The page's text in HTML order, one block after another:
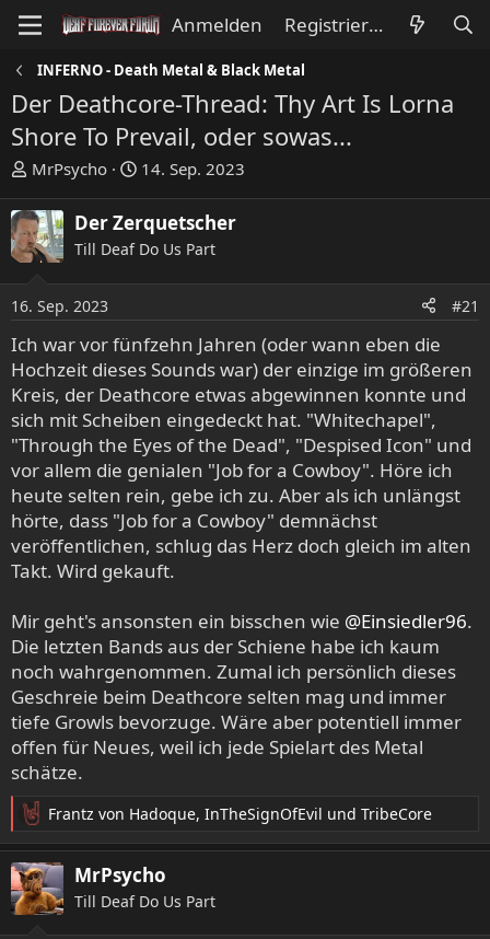
Anmelden Registrieren
INFERNO - Death Metal & Black Metal
Der Deathcore-Thread: Thy Art Is Lorna
Shore To Prevail, oder sowas...
E
s
t
e
l
r
MrPsycho
E
s
e
l
a
m
14. Sep. 2023
Der Zerquetscher
Till Deaf Do Us Part
16. Sep. 2023 #21
Ich war vor fünfzehn Jahren (oder wann eben die
Hochzeit dieses Sounds war) der einzige im größeren
Kreis, der Deathcore etwas abgewinnen konnte und
sich mit Scheiben eingedeckt hat. "Whitechapel",
"Through the Eyes of the Dead", "Despised Icon" und
vor allem die genialen "Job for a Cowboy". Höre ich
heute selten rein, gebe ich zu. Aber als ich unlängst
hörte, dass "Job for a Cowboy" demnächst
veröffentlichen, schlug das Herz doch gleich im alten
Takt. Wird gekauft.
Mir geht's ansonsten ein bisschen wie @Einsiedler96.
Die letzten Bands aus der Schiene habe ich kaum
noch wahrgenommen. Zumal ich persönlich dieses
Geschreie beim Deathcore selten mag und immer
tiefe Growls bevorzuge. Wäre aber potentiell immer
offen für Neues, weil ich jede Spielart des Metal
schätze.
R
e
a
k
t
Frantz von Hadoque, InTheSignOfEvil und TribeCore
MrPsycho
Till Deaf Do Us Part